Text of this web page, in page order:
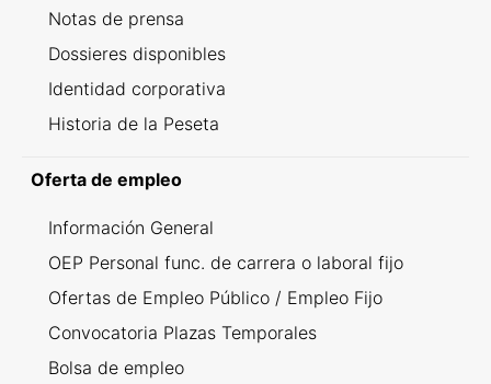
Notas de prensa
Dossieres disponibles
Identidad corporativa
Historia de la Peseta
Oferta de empleo
Información General
OEP Personal func. de carrera o laboral fijo
Ofertas de Empleo Público / Empleo Fijo
Convocatoria Plazas Temporales
Bolsa de empleo